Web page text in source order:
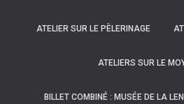
ATELIER SUR LE PÈLERINAGE
ATELIERS SUR LE
BILLET COMBINÉ : MUSÉE DE LA